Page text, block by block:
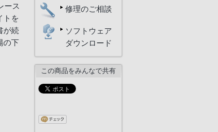
ース
トを
が続
の下
修理のご相談
ソフトウェア
ダウンロード
この商品をみんなで共有